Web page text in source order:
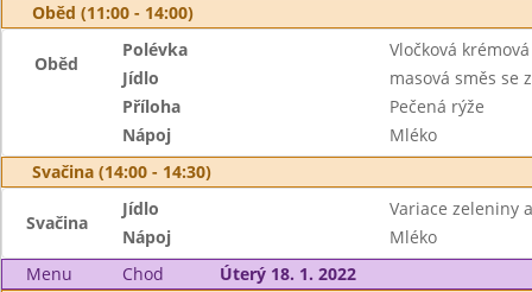
Oběd (11:00 - 14:00)
Oběd
Polévka
Vločková krémová
Jídlo
masová směs se
Příloha
Pečená rýže
Nápoj
Mléko
Svačina (14:00 - 14:30)
Svačina
Jídlo
Variace zeleniny
Nápoj
Mléko
Menu
Chod
Úterý 18. 1. 2022